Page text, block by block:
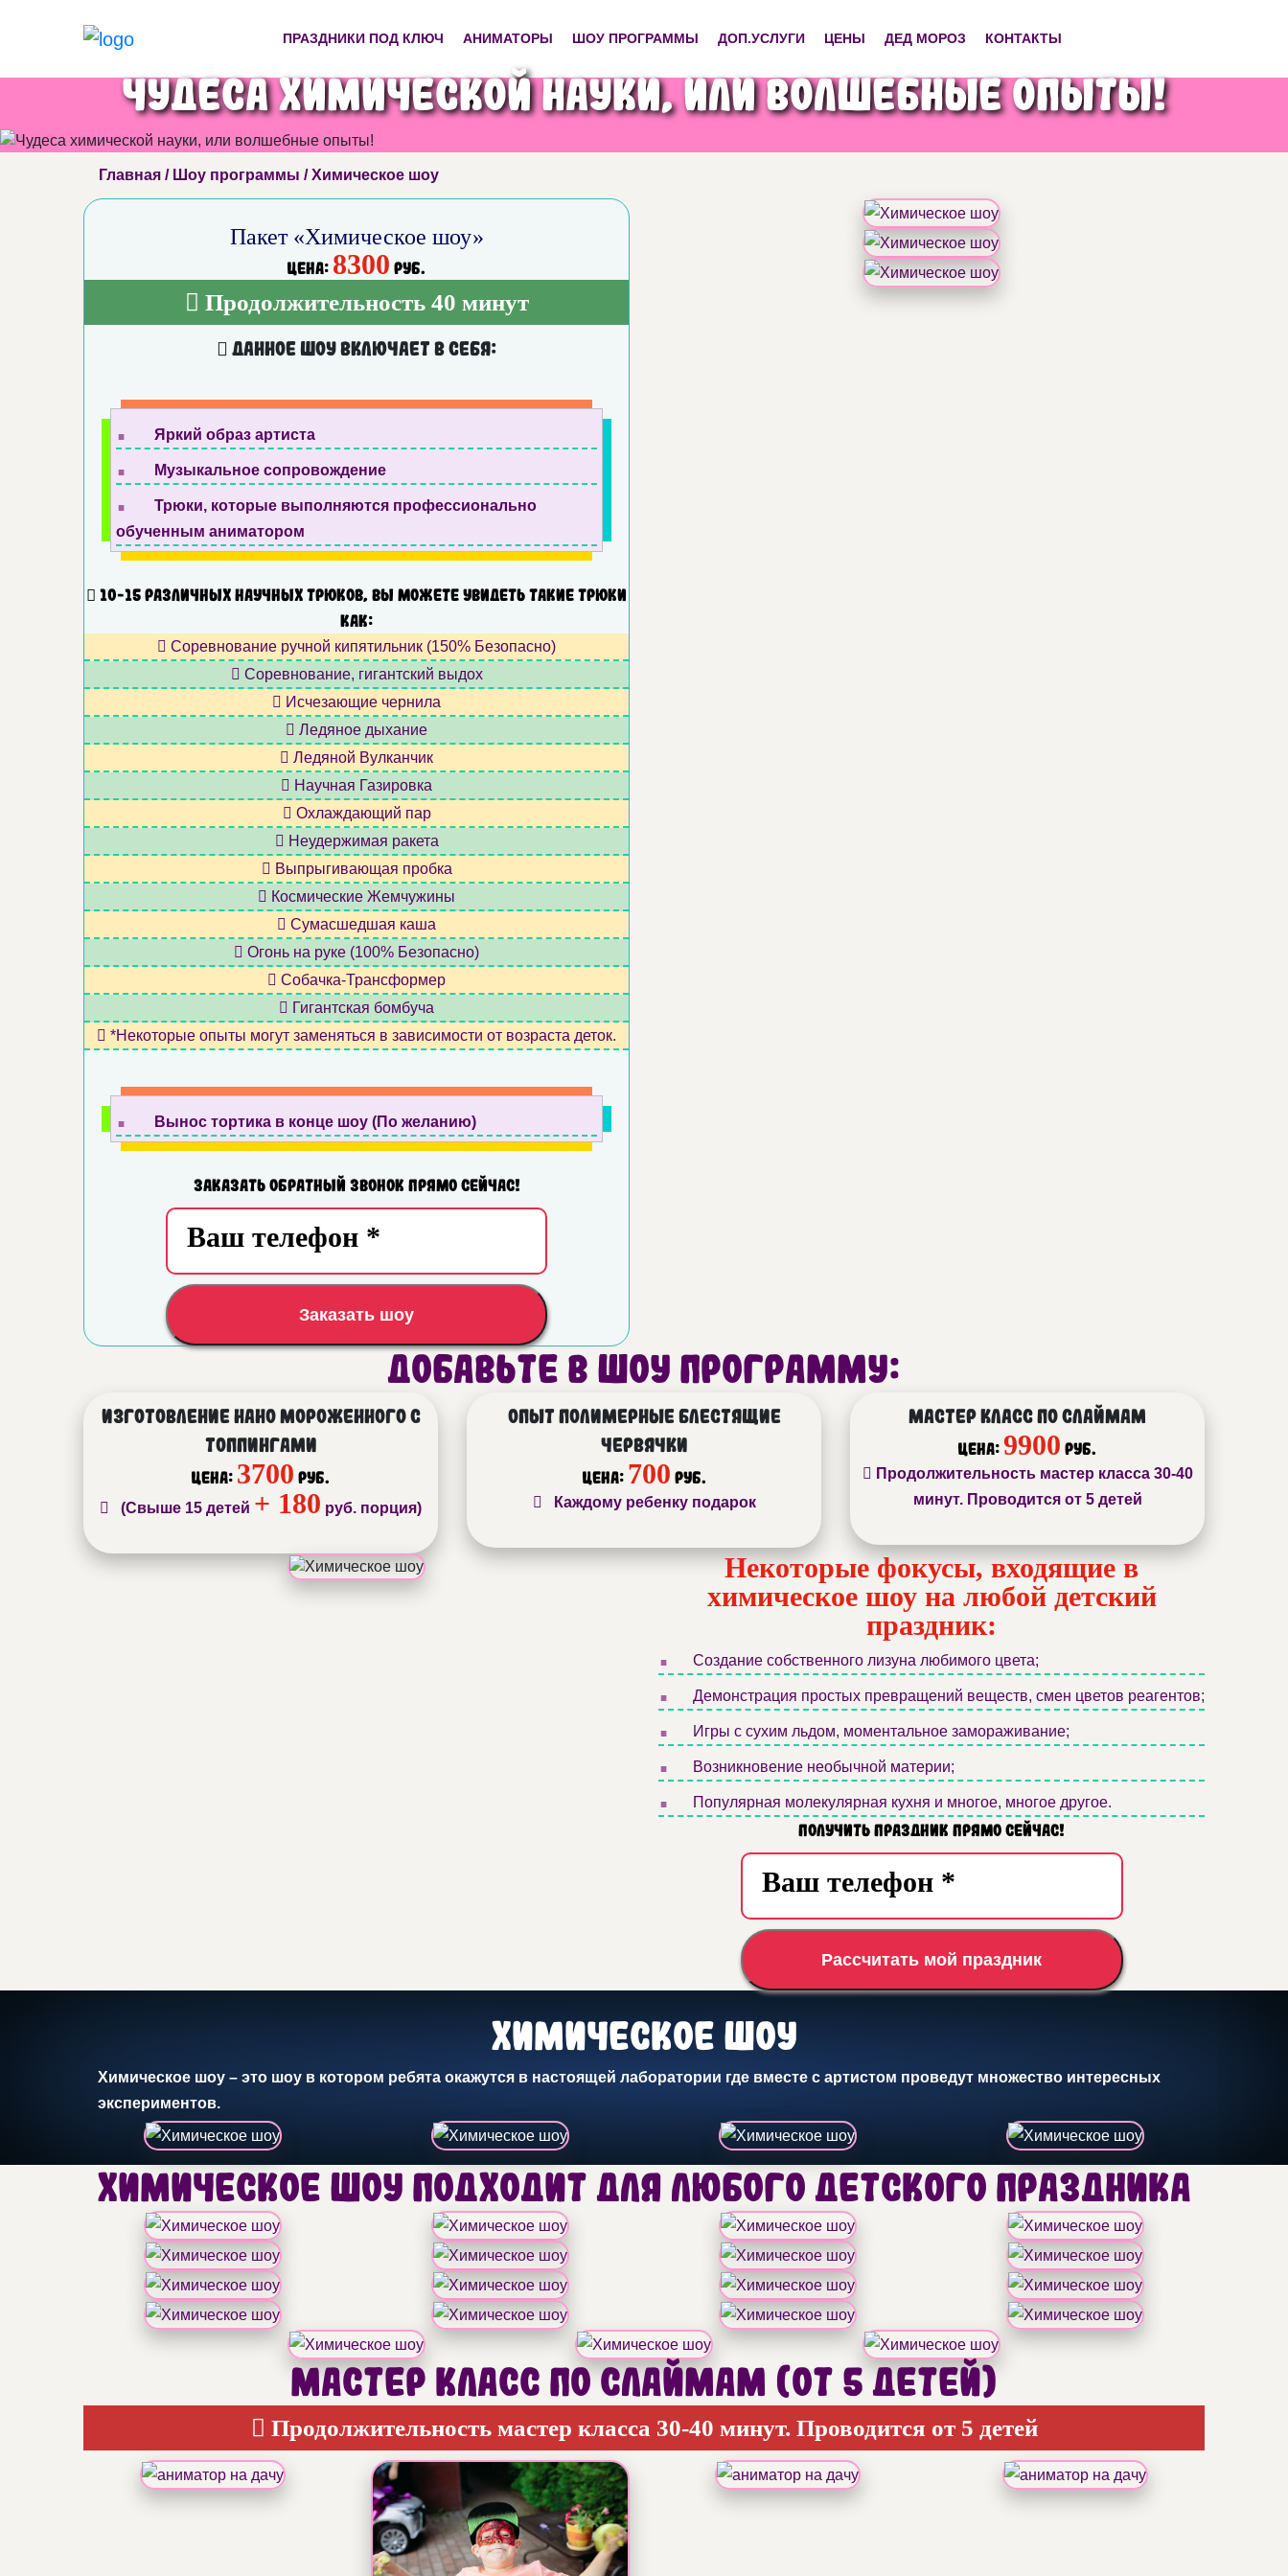
ПРАЗДНИКИ ПОД КЛЮЧ АНИМАТОРЫ ШОУ ПРОГРАММЫ ДОП.УСЛУГИ ЦЕНЫ ДЕД МОРОЗ КОНТАКТЫ
Чудеса химической науки, или волшебные опыты!
Главная / Шоу программы / Химическое шоу
Пакет «Химическое шоу»
Цена: 8300 руб.
Продолжительность 40 минут
Данное шоу включает в себя:
. Яркий образ артиста
. Музыкальное сопровождение
.
Трюки, которые выполняются профессионально
обученным аниматором
10-15 различных научных трюков, вы можете увидеть такие трюки
как:
Соревнование ручной кипятильник (150% Безопасно)
Соревнование, гигантский выдох
Исчезающие чернила
Ледяное дыхание
Ледяной Вулканчик
Научная Газировка
Охлаждающий пар
Неудержимая ракета
Выпрыгивающая пробка
Космические Жемчужины
Сумасшедшая каша
Огонь на руке (100% Безопасно)
Собачка-Трансформер
Гигантская бомбуча
*Некоторые опыты могут заменяться в зависимости от возраста деток.
. Вынос тортика в конце шоу (По желанию)
Заказать обратный звонок прямо сейчас!
Заказать шоу
Добавьте в шоу программу:
Изготовление нано мороженного с
топпингами
Цена: 3700 руб.
(Свыше 15 детей + 180 руб. порция)
Опыт полимерные блестящие
червячки
Цена: 700 руб.
Каждому ребенку подарок
Мастер класс по слаймам
Цена: 9900 руб.
Продолжительность мастер класса 30-40
минут. Проводится от 5 детей
Некоторые фокусы, входящие в
химическое шоу на любой детский
праздник:
. Создание собственного лизуна любимого цвета;
. Демонстрация простых превращений веществ, смен цветов реагентов;
. Игры с сухим льдом, моментальное замораживание;
. Возникновение необычной материи;
.
Популярная молекулярная кухня и многое, многое другое.
Получить праздник прямо сейчас!
Рассчитать мой праздник
Химическое шоу
Химическое шоу – это шоу в котором ребята окажутся в настоящей лаборатории где вместе с артистом проведут множество интересных
экспериментов.
Химическое шоу подходит для любого детского праздника
Мастер класс по слаймам (От 5 детей)
Продолжительность мастер класса 30-40 минут. Проводится от 5 детей